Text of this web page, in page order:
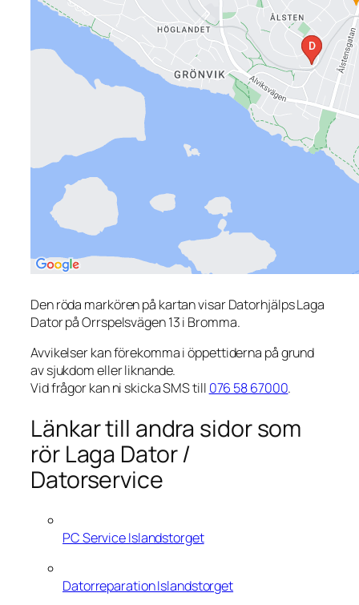
Den röda markören på kartan visar Datorhjälps Laga
Dator på Orrspelsvägen 13 i Bromma.
Avvikelser kan förekomma i öppettiderna på grund
av sjukdom eller liknande.
Vid frågor kan ni skicka SMS till 076 58 67000.
Länkar till andra sidor som
rör Laga Dator /
Datorservice
PC Service Islandstorget
Datorreparation Islandstorget